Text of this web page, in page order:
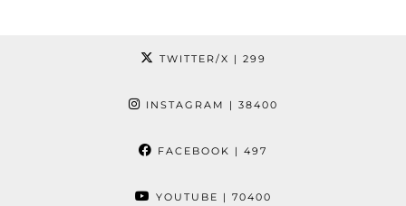
TWITTER/X | 299
INSTAGRAM | 38400
FACEBOOK | 497
YOUTUBE | 70400